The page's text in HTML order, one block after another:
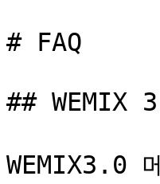
# FAQ
## WEMIX
WEMIX3.0